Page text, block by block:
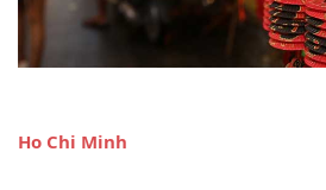
Ho Chi Minh